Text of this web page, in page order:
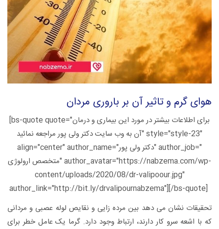
هوای گرم و تاثیر آن بر باروری مردان
[bs-quote quote="برای اطلاعات بیشتر در مورد این بیماری و درمان
آن به وب سایت دکتر ولی پور مراجعه نمائید" style="style-23"
align="center" author_name="دکتر ولی پور" author_job="
متخصص ارولوژی" author_avatar="https://nabzema.com/wp-
content/uploads/2020/08/dr-valipoour.jpg"
author_link="http://bit.ly/drvalipournabzema"][/bs-quote]
تحقیقات نشان می دهد بین مرده زایی و نقایص لوله عصبی و مردانی
که با اشعه سرو کار دارند، ارتباط وجود دارد. گرما یک عامل خطر برای